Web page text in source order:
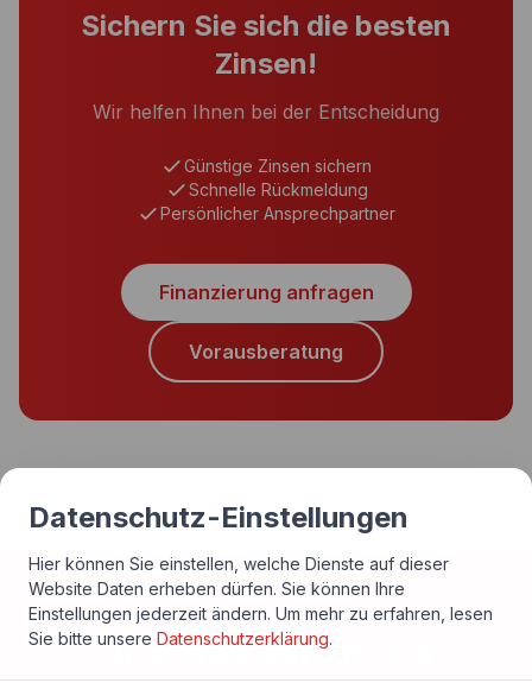
Sichern Sie sich die besten
Zinsen!
Wir helfen Ihnen bei der Entscheidung
Günstige Zinsen sichern
Schnelle Rückmeldung
Persönlicher Ansprechpartner
Finanzierung anfragen
Vorausberatung
Und was kommt als
Datenschutz-Einstellungen
Hier können Sie einstellen, welche Dienste auf dieser
Website Daten erheben dürfen. Sie können Ihre
Einstellungen jederzeit ändern. Um mehr zu erfahren, lesen
Sie bitte unsere Datenschutzerklärung.